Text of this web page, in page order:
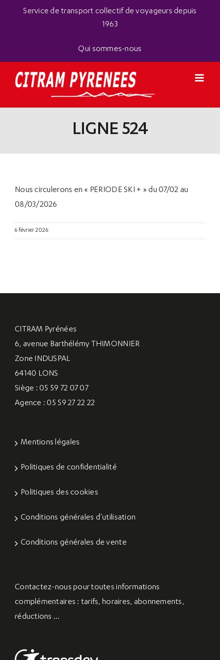
Service de transport collectif de voyageurs depuis
1963
Qui sommes-nous
LIGNE 524
Nous circulerons en « PERIODE SKI + » du 07/02 au
08/03/2026
6 février 2026
CITRAM Pyrénées
6, avenue Barthélémy THIMONNIER
Zone INDUSPAL
64140 LONS
Siège : 05 59 72 07 07
Agence : 05 59 27 22 22
Mentions légales
Politiques de confidentialité
Politiques des cookies
Conditions générales d’utilisation
Conditions générales de vente
Contactez-nous pour toutes informations
complémentaires : tarifs, horaires, abonnements,
réductions …
Panneau de gestion des cookies